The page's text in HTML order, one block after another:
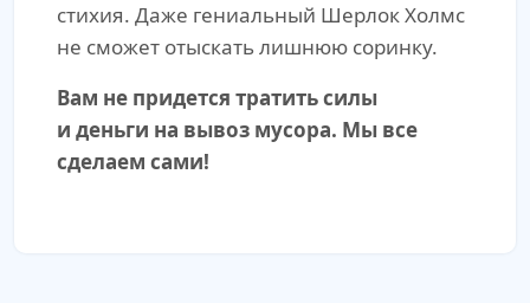
стихия. Даже гениальный Шерлок Холмс
не сможет отыскать лишнюю соринку.
Вам не придется тратить силы
и деньги на вывоз мусора. Мы все
сделаем сами!